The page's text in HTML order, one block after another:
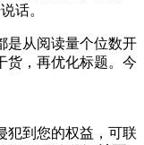
话。
是从阅读量个位数开
货，再优化标题。今
犯到您的权益，可联